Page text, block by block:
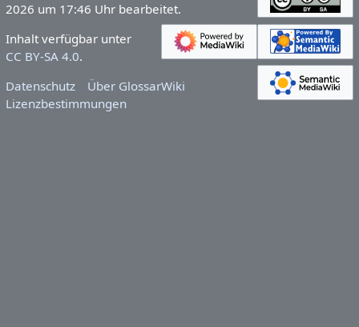
2026 um 17:46 Uhr bearbeitet.
Inhalt verfügbar unter
CC BY-SA 4.0.
Datenschutz
Über GlossarWiki
Lizenzbestimmungen